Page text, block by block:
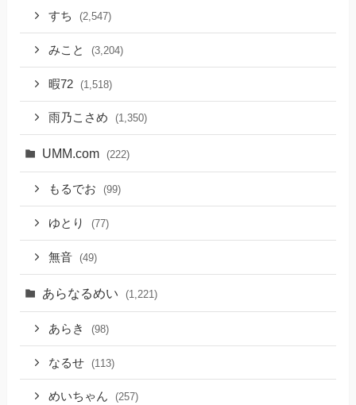
すち (2,547)
みこと (3,204)
暇72 (1,518)
雨乃こさめ (1,350)
UMM.com (222)
もるでお (99)
ゆとり (77)
無音 (49)
あらなるめい (1,221)
あらき (98)
なるせ (113)
めいちゃん (257)